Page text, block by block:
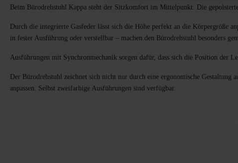
Beim Bürodrehstuhl Kappa steht der Sitzkomfort im Mittelpunkt. Die gepolsterte
Durch die integrierte Gasfeder lässt sich die Höhe perfekt an die Körpergröße
in fester Ausführung oder verstellbar – machen den Bürodrehstuhl besonders
Ausführungen mit Synchronmechanik sorgen dafür, dass sich die Position der
Der Bürodrehstuhl zeichnet sich nicht nur durch eine ergonomische Gestaltung
anpassen. Selbst zweifarbige Ausführungen sind verfügbar.